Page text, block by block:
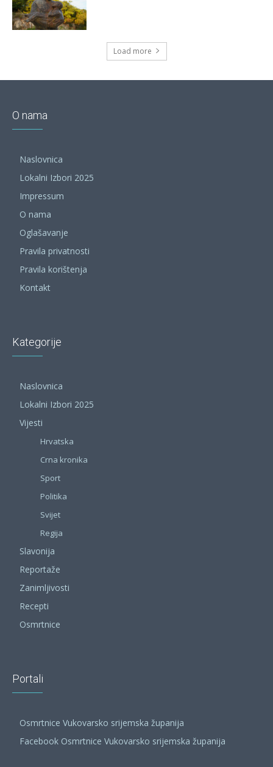
Load more
O nama
Naslovnica
Lokalni Izbori 2025
Impressum
O nama
Oglašavanje
Pravila privatnosti
Pravila korištenja
Kontakt
Kategorije
Naslovnica
Lokalni Izbori 2025
Vijesti
Hrvatska
Crna kronika
Sport
Politika
Svijet
Regija
Slavonija
Reportaže
Zanimljivosti
Recepti
Osmrtnice
Portali
Osmrtnice Vukovarsko srijemska županija
Facebook Osmrtnice Vukovarsko srijemska županija